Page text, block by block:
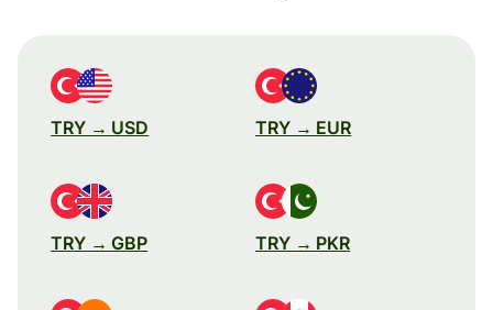
TRY → USD TRY → EUR
TRY → GBP TRY → PKR